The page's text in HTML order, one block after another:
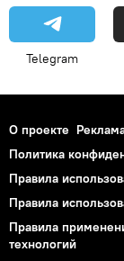
Telegram
О проекте
Политика
Правила
Правила
Правила
технологий